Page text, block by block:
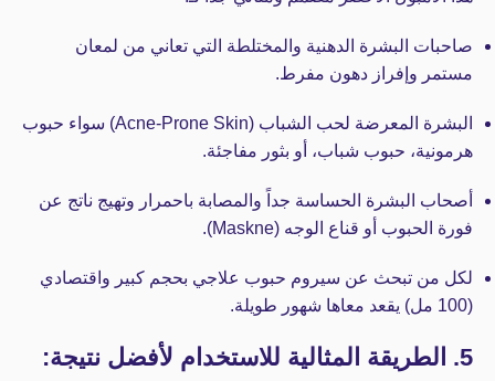
صاحبات البشرة الدهنية والمختلطة التي تعاني من لمعان
مستمر وإفراز دهون مفرط.
البشرة المعرضة لحب الشباب (Acne-Prone Skin) سواء حبوب
هرمونية، حبوب شباب، أو بثور مفاجئة.
أصحاب البشرة الحساسة جداً والمصابة باحمرار وتهيج ناتج عن
فورة الحبوب أو قناع الوجه (Maskne).
لكل من تبحث عن سيروم حبوب علاجي بحجم كبير واقتصادي
(100 مل) يقعد معاها شهور طويلة.
5. الطريقة المثالية للاستخدام لأفضل نتيجة: